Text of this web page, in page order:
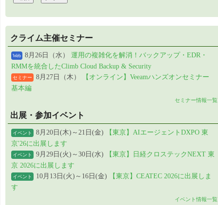
クライム主催セミナー
Web 8月26日（水） 運用の複雑化を解消！バックアップ・EDR・
RMMを統合したClimb Cloud Backup & Security
セミナー 8月27日（木）
【オンライン】Veeamハンズオンセミナー
基本編
セミナー情報一覧
出展・参加イベント
イベント 8月20日(木)～21日(金)
【東京】AIエージェントDXPO 東
京'26に出展します
イベント 9月29日(火)～30日(水)
【東京】日経クロステックNEXT 東
京 2026に出展します
イベント 10月13日(火)～16日(金)
【東京】CEATEC 2026に出展しま
す
イベント情報一覧